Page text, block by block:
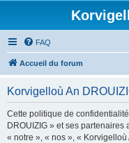
FAQ
Accueil du forum
Korvigelloù An
Cette politique de
DROUIZIG » et ses
« notre », « nos », « Korvigelloù